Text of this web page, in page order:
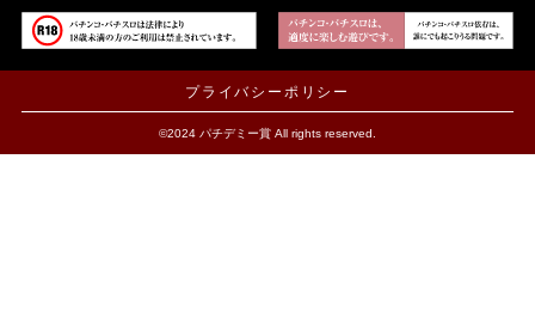
プライバシーポリシー
©2024 パチデミー賞 All rights reserved.